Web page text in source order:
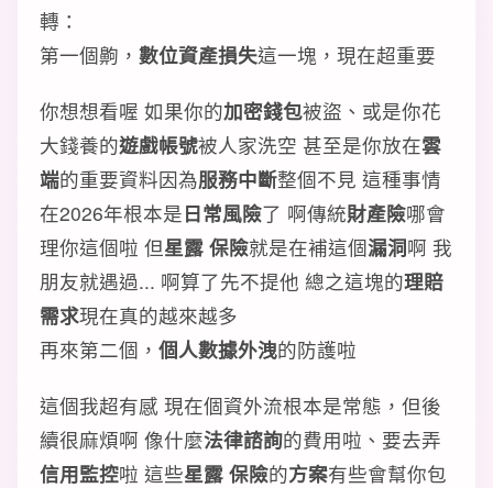
轉：
第一個齁， 數位資產損失這一塊，現在超重要
你想想看喔 如果你的加密錢包被盜、或是你花
大錢養的遊戲帳號被人家洗空 甚至是你放在雲
端的重要資料因為服務中斷整個不見 這種事情
在2026年根本是日常風險了 啊傳統財產險哪會
理你這個啦 但星露 保險就是在補這個漏洞啊 我
朋友就遇過... 啊算了先不提他 總之這塊的理賠
需求現在真的越來越多
再來第二個， 個人數據外洩的防護啦
這個我超有感 現在個資外流根本是常態，但後
續很麻煩啊 像什麼法律諮詢的費用啦、要去弄
信用監控啦 這些星露 保險的方案有些會幫你包